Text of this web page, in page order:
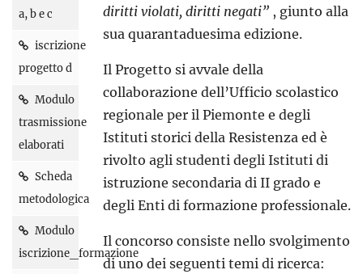
a, b e c
iscrizione
progetto d
Modulo
trasmissione
elaborati
Scheda
metodologica
Modulo
iscrizione_formazione
diritti violati, diritti negati” , giunto alla
sua quarantaduesima edizione.
Il Progetto si avvale della
collaborazione dell’Ufficio scolastico
regionale per il Piemonte e degli
Istituti storici della Resistenza ed è
rivolto agli studenti degli Istituti di
istruzione secondaria di II grado e
degli Enti di formazione professionale.
Il concorso consiste nello svolgimento
di uno dei seguenti temi di ricerca: